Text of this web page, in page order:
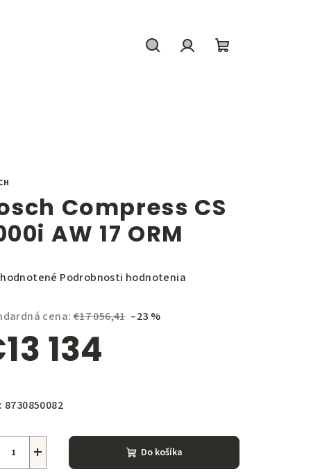
Compress CS
AW 17 ORM
Podrobnosti hodnotenia
cena: €17 056,41 –23 %
134
8730850082
+ Do košíka